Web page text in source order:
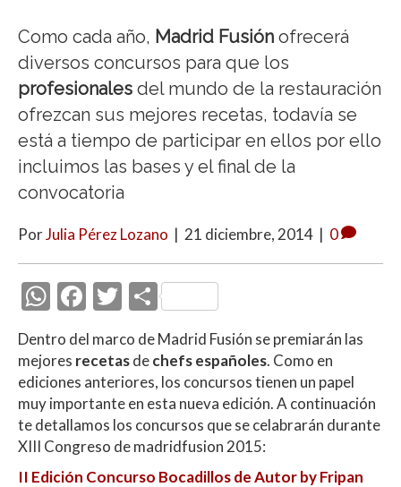
Como cada año, Madrid Fusión ofrecerá
diversos concursos para que los
profesionales del mundo de la restauración
ofrezcan sus mejores recetas, todavía se
está a tiempo de participar en ellos por ello
incluimos las bases y el final de la
convocatoria
PorJulia Pérez Lozano | 21 diciembre, 2014 | 0
W
at
s
A
p
p
F
ac
e
b
o
o
k
T
itt
er
C
o
m
p
ar
ti
r
Dentro del marco de Madrid Fusión se premiarán las
mejores recetasdechefs españoles. Como en
ediciones anteriores, los concursos tienen un papel
muy importante en esta nueva edición. A continuación
te detallamos los concursos que se celabrarán durante
XIII Congreso de madridfusion 2015:
II Edición Concurso Bocadillos de Autor by Fripan